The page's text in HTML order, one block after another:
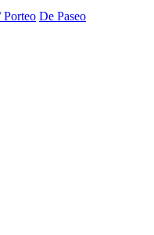
Porteo De Paseo